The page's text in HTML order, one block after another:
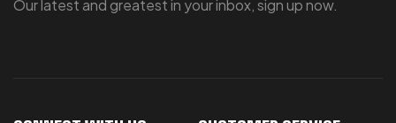
Our latest and greatest in your inbox, sign up now.